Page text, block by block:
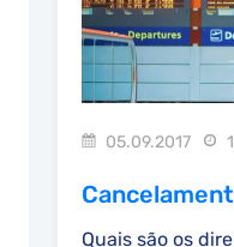
05.09.2017
Quais são os